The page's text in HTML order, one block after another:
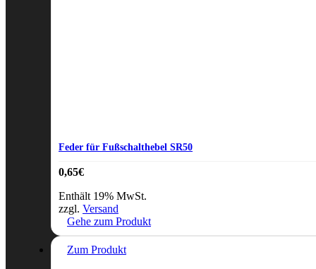
Feder für Fußschalthebel SR50
0,65€
Enthält 19% MwSt.
zzgl. Versand
Gehe zum Produkt
Zum Produkt